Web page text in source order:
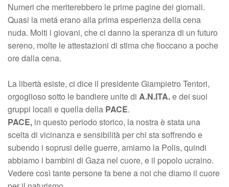
Numeri che meriterebbero le prime pagine dei giornali.
Quasi la metá erano alla prima esperienza della cena
nuda. Molti i giovani, che ci danno la speranza di un futuro
sereno, molte le attestazioni di stima che fioccano a poche
ore dalla cena.
La libertà esiste, ci dice il presidente Giampietro Tentori,
orgoglioso sotto le bandiere unite di A.N.ITA.e dei suoi
gruppi locali e quella della PACE.
PACE, in questo periodo storico, la nostra è stata una
scelta di vicinanza e sensibilità per chi sta soffrendo e
subendo i soprusi delle guerre, amiamo la Polis, quindi
abbiamo i bambini di Gaza nel cuore, e il popolo ucraino.
Vedere così tante persone fa bene a noi che diamo il cuore